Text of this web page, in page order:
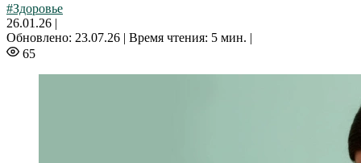
#Здоровье
26.01.26 |
Обновлено: 23.07.26 | Время чтения: 5 мин. |
65